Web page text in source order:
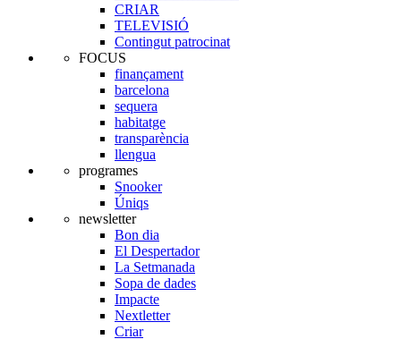
CRIAR
TELEVISIÓ
Contingut patrocinat
FOCUS
finançament
barcelona
sequera
habitatge
transparència
llengua
programes
Snooker
Úniqs
newsletter
Bon dia
El Despertador
La Setmanada
Sopa de dades
Impacte
Nextletter
Criar